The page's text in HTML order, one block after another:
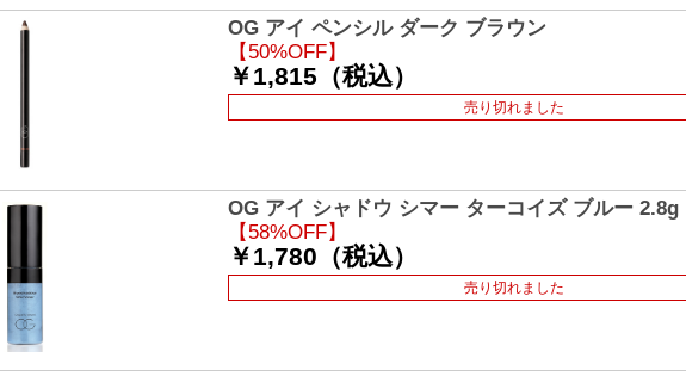
OG アイ ペンシル ダーク ブラウン
【50%OFF】
￥1,815（税込）
売り切れました
OG アイ シャドウ シマー ターコイズ ブルー 2.8g
【58%OFF】
￥1,780（税込）
売り切れました